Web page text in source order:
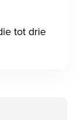
tot drie